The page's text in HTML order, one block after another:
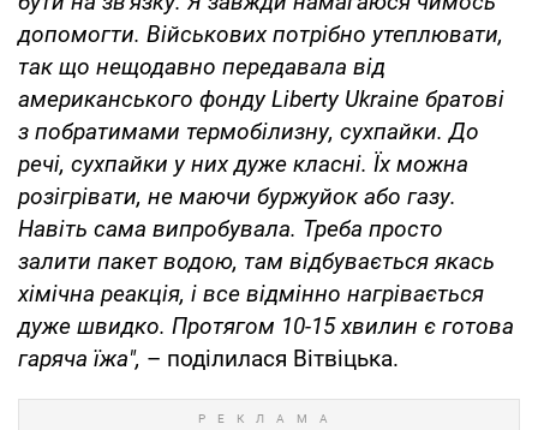
допомогти. Військових потрібно утеплювати,
так що нещодавно передавала від
американського фонду Liberty Ukraine братові
з побратимами термобілизну, сухпайки. До
речі, сухпайки у них дуже класні. Їх можна
розігрівати, не маючи буржуйок або газу.
Навіть сама випробувала. Треба просто
залити пакет водою, там відбувається якась
хімічна реакція, і все відмінно нагрівається
дуже швидко. Протягом 10-15 хвилин є готова
гаряча їжа", – поділилася Вітвіцька.